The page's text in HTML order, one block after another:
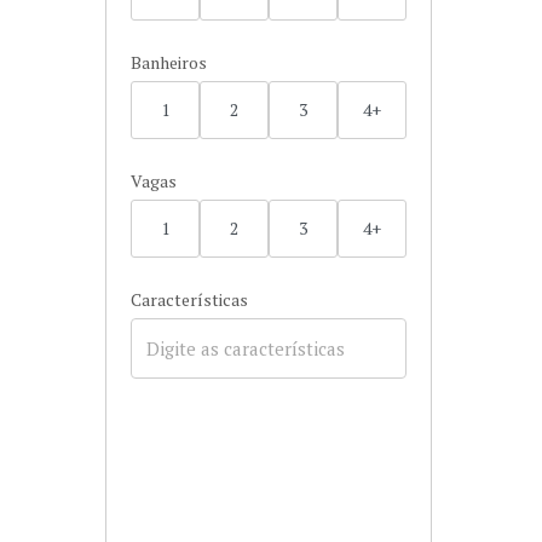
Banheiros
1 2 3 4+
Vagas
1 2 3 4+
Características